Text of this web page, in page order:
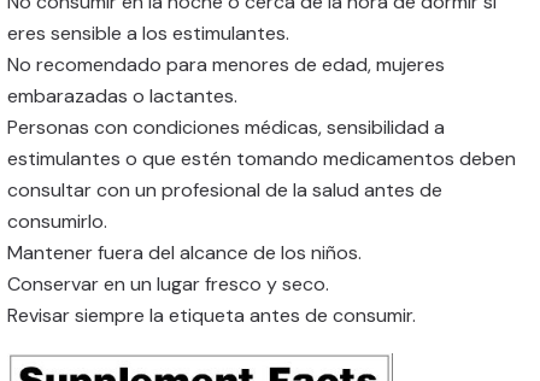
eres sensible a los estimulantes.
No recomendado para menores de edad, mujeres
embarazadas o lactantes.
Personas con condiciones médicas, sensibilidad a
estimulantes o que estén tomando medicamentos deben
consultar con un profesional de la salud antes de
consumirlo.
Mantener fuera del alcance de los niños.
Conservar en un lugar fresco y seco.
Revisar siempre la etiqueta antes de consumir.